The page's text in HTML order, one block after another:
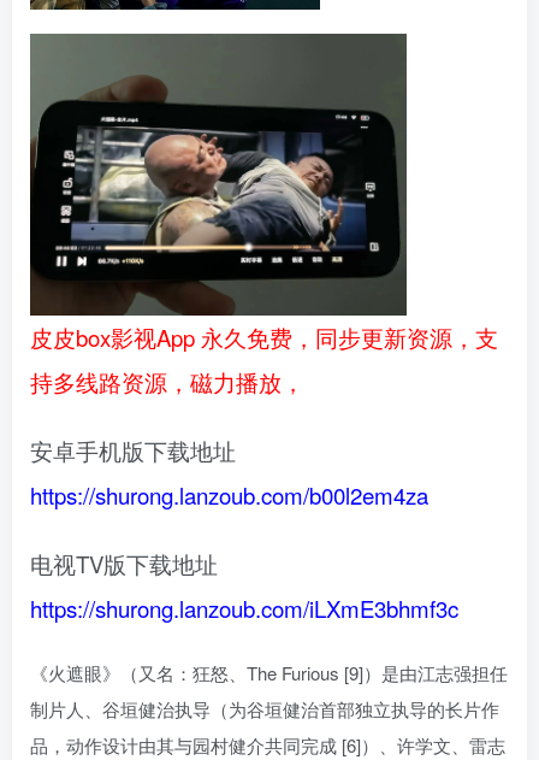
皮皮box影视App 永久免费，同步更新资源，支
持多线路资源，磁力播放，
安卓手机版下载地址
https://shurong.lanzoub.com/b00l2em4za
电视TV版下载地址
https://shurong.lanzoub.com/iLXmE3bhmf3c
《火遮眼》（又名：狂怒、The Furious [9]）是由江志强担任
制片人、谷垣健治执导（为谷垣健治首部独立执导的长片作
品，动作设计由其与园村健介共同完成 [6]）、许学文、雷志